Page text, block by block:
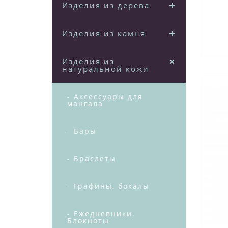
Изделия из дерева
Изделия из камня
Изделия из
натуральной кожи
- Аксессуары для
мангала
- Бары
- Браслеты
- Графины, бокалы
- Ежедневники.
Блокноты